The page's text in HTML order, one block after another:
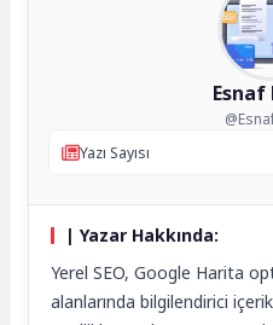
Esnaf
Yazı Sayısı
| Yazar Hakkında:
Yerel SEO, Google Harita
alanlarında bilgilendirici